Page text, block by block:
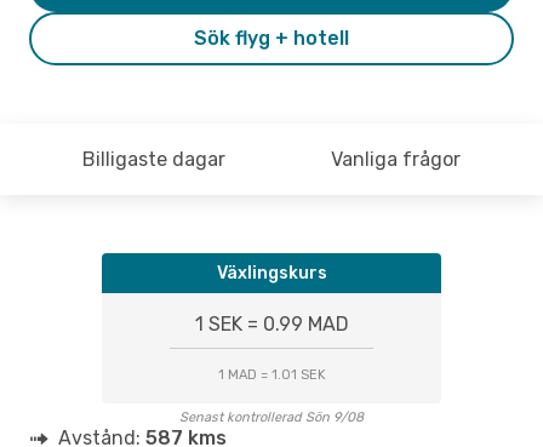
Sök flyg + hotell
Billigaste dagar Vanliga frågor
Växlingskurs
1 SEK = 0.99 MAD
1 MAD = 1.01 SEK
Senast kontrollerad Sön 9/08
Avstånd: 587 kms